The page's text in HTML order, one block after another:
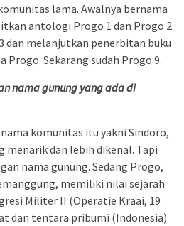
lama. Awalnya bernama
antologi Progo 1 dan Progo 2.
dan melanjutkan penerbitan buku
Sekarang sudah Progo 9.
nama gunung yang ada di
komunitas itu yakni Sindoro,
menarik dan lebih dikenal. Tapi
nama gunung. Sedang Progo,
memiliki nilai sejarah
Militer II (Operatie Kraai, 19
dan tentara pribumi (Indonesia)